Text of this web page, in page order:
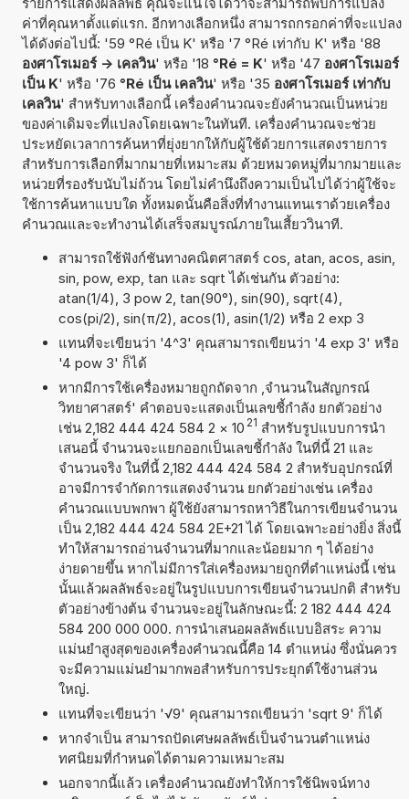
ค่าที่คุณหาตั้งแต่แรก. อีกทางเลือกหนึ่ง สามารถกรอกค่าที่จะแปลง
ได้ดังต่อไปนี้: '59 °Ré เป็น K' หรือ '7 °Ré เท่ากับ K' หรือ '88
องศาโรเมอร์ -> เคลวิน' หรือ '18 °Ré = K' หรือ '47 องศาโรเมอร์
เป็น K' หรือ '76 °Ré เป็น เคลวิน' หรือ '35 องศาโรเมอร์ เท่ากับ
เคลวิน' สำหรับทางเลือกนี้ เครื่องคำนวณจะยังคำนวณเป็นหน่วย
ของค่าเดิมจะที่แปลงโดยเฉพาะในทันที. เครื่องคำนวณจะช่วย
ประหยัดเวลาการค้นหาที่ยุ่งยากให้กับผู้ใช้ด้วยการแสดงรายการ
สำหรับการเลือกที่มากมายที่เหมาะสม ด้วยหมวดหมู่ที่มากมายและ
หน่วยที่รองรับนับไม่ถ้วน โดยไม่คำนึงถึงความเป็นไปได้ว่าผู้ใช้จะ
ใช้การค้นหาแบบใด ทั้งหมดนั้นคือสิ่งที่ทำงานแทนเราด้วยเครื่อง
คำนวณและจะทำงานได้เสร็จสมบูรณ์ภายในเสี้ยววินาที.
สามารถใช้ฟังก์ชันทางคณิตศาสตร์ cos, atan, acos, asin,
sin, pow, exp, tan และ sqrt ได้เช่นกัน ตัวอย่าง:
atan(1/4), 3 pow 2, tan(90°), sin(90), sqrt(4),
cos(pi/2), sin(π/2), acos(1), asin(1/2) หรือ 2 exp 3
แทนที่จะเขียนว่า '4^3' คุณสามารถเขียนว่า '4 exp 3' หรือ
'4 pow 3' ก็ได้
หากมีการใช้เครื่องหมายถูกถัดจาก ,จำนวนในสัญกรณ์
วิทยาศาสตร์' คำตอบจะแสดงเป็นเลขชี้กำลัง ยกตัวอย่าง
เช่น 2,182 444 424 584 2 × 10 21 สำหรับรูปแบบการนำ
เสนอนี้ จำนวนจะแยกออกเป็นเลขชี้กำลัง ในที่นี้ 21 และ
จำนวนจริง ในที่นี้ 2,182 444 424 584 2 สำหรับอุปกรณ์ที่
อาจมีการจำกัดการแสดงจำนวน ยกตัวอย่างเช่น เครื่อง
คำนวณแบบพกพา ผู้ใช้ยังสามารถหาวิธีในการเขียนจำนวน
เป็น 2,182 444 424 584 2E+21 ได้ โดยเฉพาะอย่างยิ่ง สิ่งนี้
ทำให้สามารถอ่านจำนวนที่มากและน้อยมาก ๆ ได้อย่าง
ง่ายดายขึ้น หากไม่มีการใส่เครื่องหมายถูกที่ตำแหน่งนี้ เช่น
นั้นแล้วผลลัพธ์จะอยู่ในรูปแบบการเขียนจำนวนปกติ สำหรับ
ตัวอย่างข้างต้น จำนวนจะอยู่ในลักษณะนี้: 2 182 444 424
584 200 000 000. การนำเสนอผลลัพธ์แบบอิสระ ความ
แม่นยำสูงสุดของเครื่องคำนวณนี้คือ 14 ตำแหน่ง ซึ่งนั่นควร
จะมีความแม่นยำมากพอสำหรับการประยุกต์ใช้งานส่วน
ใหญ่.
แทนที่จะเขียนว่า '√9' คุณสามารถเขียนว่า 'sqrt 9' ก็ได้
หากจำเป็น สามารถปัดเศษผลลัพธ์เป็นจำนวนตำแหน่ง
ทศนิยมที่กำหนดได้ตามความเหมาะสม
นอกจากนี้แล้ว เครื่องคำนวณยังทำให้การใช้นิพจน์ทาง